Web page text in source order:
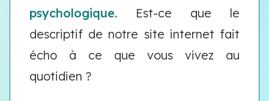
psychologique. Est-ce que le
descriptif de notre site internet fait
écho à ce que vous vivez au
quotidien ?